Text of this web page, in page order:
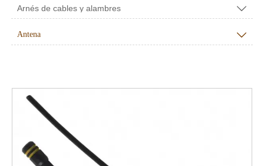
Arnés de cables y alambres 
Antena 